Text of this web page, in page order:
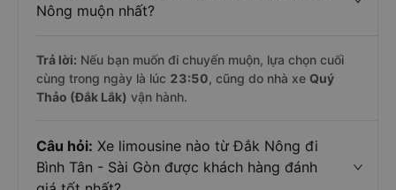
Nông muộn nhất?
Trả lời: Nếu bạn muốn đi chuyến muộn, lựa chọn cuối
cùng trong ngày là lúc 23:50, cũng do nhà xe Quý
Thảo (Đắk Lắk) vận hành.
Câu hỏi: Xe limousine nào từ Đắk Nông đi
Bình Tân - Sài Gòn được khách hàng đánh